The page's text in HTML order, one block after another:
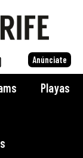
Anúnciate
Playas